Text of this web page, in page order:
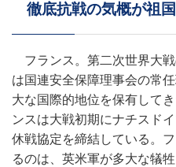
徹底抗戦の気概が祖国
フランス。第二次世界大
は国連安全保障理事会の常
大な国際的地位を保有して
ンスは大戦初期にナチスド
休戦協定を締結している。
るのは、英米軍が多大な犠